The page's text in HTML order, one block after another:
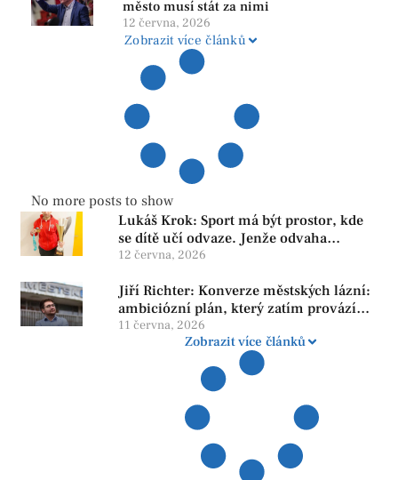
město musí stát za nimi
12 června, 2026
Zobrazit více článků
No more posts to show
Lukáš Krok: Sport má být prostor, kde
se dítě učí odvaze. Jenže odvaha
neroste tam, kde se bojí udělat chybu.
12 června, 2026
Jiří Richter: Konverze městských lázní:
ambiciózní plán, který zatím provází
více otazníků než jistot
11 června, 2026
Zobrazit více článků